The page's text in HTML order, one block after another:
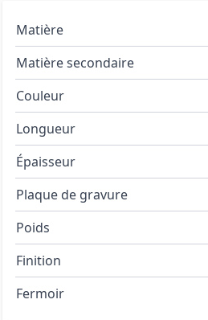
Matière
Matière secondaire
Couleur
Longueur
Épaisseur
Plaque de gravure
Poids
Finition
Fermoir